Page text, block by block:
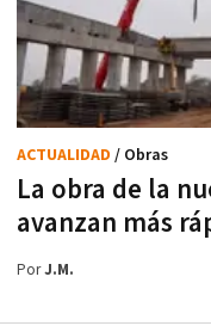
La obra de la
avanzan más
ACTUALIDAD / Obras
PorJ.M.